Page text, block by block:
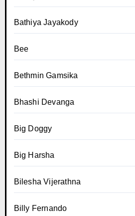
Bathiya Jayakody
Bee
Bethmin Gamsika
Bhashi Devanga
Big Doggy
Big Harsha
Bilesha Vijerathna
Billy Fernando